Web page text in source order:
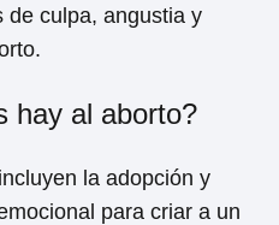
de culpa, angustia y
hay al aborto?
la adopción y
para criar a un